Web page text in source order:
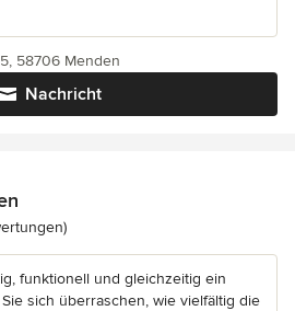
Nachricht
58706 Menden
4.9 von 5 Sternen
funktionell und gleichzeitig ein
sich überraschen, wie vielfältig die